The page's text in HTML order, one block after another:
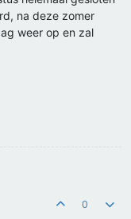
na deze zomer
weer op en zal
0